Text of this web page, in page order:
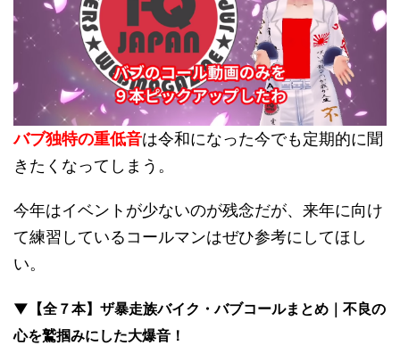
バブ独特の重低音は令和になった今でも定期的に聞
きたくなってしまう。
今年はイベントが少ないのが残念だが、来年に向け
て練習しているコールマンはぜひ参考にしてほし
い。
▼【全７本】ザ暴走族バイク・バブコールまとめ｜不良の
心を鷲掴みにした大爆音！